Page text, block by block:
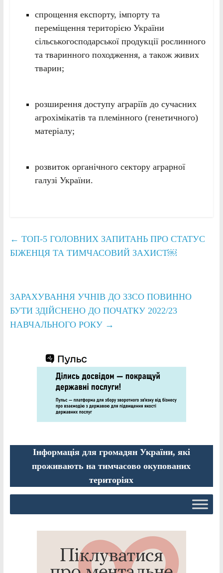
спрощення експорту, імпорту та
переміщення територією України
сільськогосподарської продукції рослинного
та тваринного походження, а також живих
тварин;
розширення доступу аграріїв до сучасних
агрохімікатів та племінного (генетичного)
матеріалу;
розвиток органічного сектору аграрної
галузі України.
← ТОП-5 ГОЛОВНИХ ЗАПИТАНЬ ПРО СТАТУС
БІЖЕНЦЯ ТА ТИМЧАСОВИЙ ЗАХИСТ￼
ЗАРАХУВАННЯ УЧНІВ ДО ЗЗСО ПОВИННО
БУТИ ЗДІЙСНЕНО ДО ПОЧАТКУ 2022/23
НАВЧАЛЬНОГО РОКУ →
Інформація для громадян України, які
проживають на тимчасово окупованих
територіях